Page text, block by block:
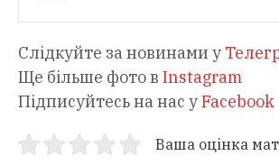
Слідкуйте за новинами у
Ще більше фото в Instagram
Підписуйтесь на нас уFacebook
Ваша оцінка